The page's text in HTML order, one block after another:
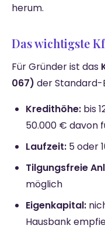
herum.
Das wichtigste
Für Gründer ist das
067) der Standard-
Kredithöhe: bis
50.000 € davon
Laufzeit: 5 oder
Tilgungsfreie
möglich
Eigenkapital:
Hausbank